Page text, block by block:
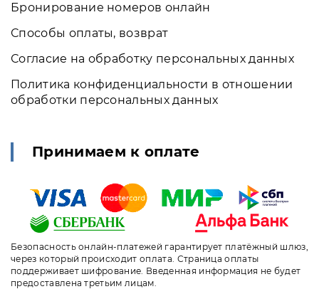
Бронирование номеров онлайн
Способы оплаты, возврат
Согласие на обработку персональных данных
Политика конфиденциальности в отношении
обработки персональных данных
Принимаем к оплате
Безопасность онлайн-платежей гарантирует платёжный шлюз,
через который происходит оплата. Страница оплаты
поддерживает шифрование. Введенная информация не будет
предоставлена третьим лицам.